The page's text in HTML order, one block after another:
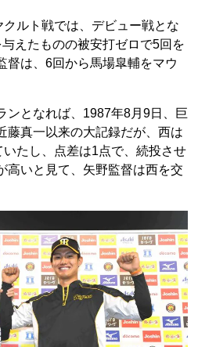
ルト戦では、デビュー戦とな
えたものの被安打ゼロで5回を
督は、6回から馬場皐輔をマウ
となれば、1987年8月9日、巨
藤真一以来の大記録だが、西は
たし、点差は1点で、続投させ
高いと見て、矢野監督は西を交